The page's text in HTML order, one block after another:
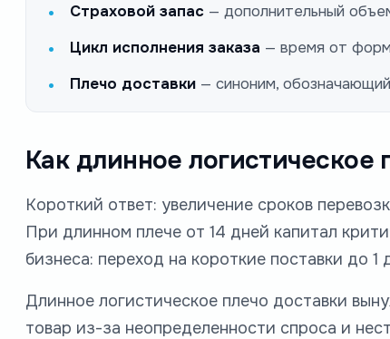
Страховой запас — дополнительный
Цикл исполнения заказа — время от
Плечо доставки — синоним,
Как длинное логистическое
Короткий ответ: увеличение сроков
При длинном плече от 14 дней капитал
бизнеса: переход на короткие поставки до
Длинное логистическое плечо доставки
товар из-за неопределенности спроса и